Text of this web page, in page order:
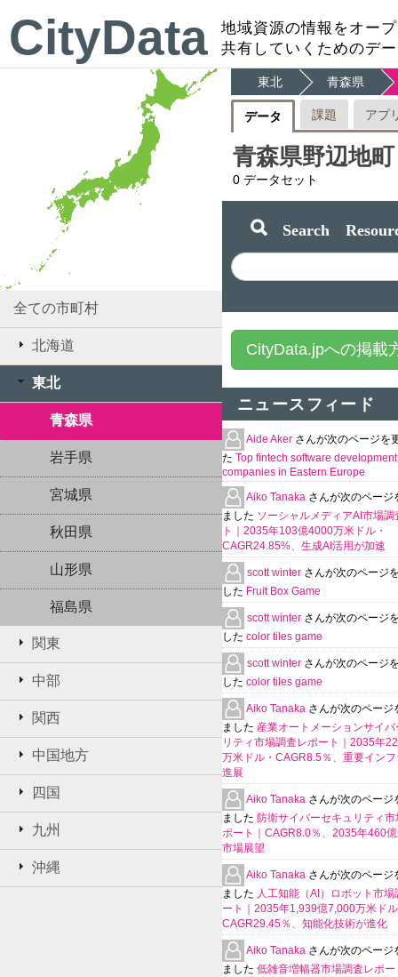
CityData
地域資源の情報をオー
共有していくためのデ
全ての市町村
北海道
東北
青森県
岩手県
宮城県
秋田県
山形県
福島県
関東
中部
関西
中国地方
四国
九州
沖縄
東北 青森県
データ 課題 アプ
青森県野辺地町
0 データセット
Search
CityData.jpへの掲載
ニュースフィード
Aide Aker さんが次のページを
た Top fintech software development
companies in Eastern Europe
Aiko Tanaka さんが次のページ
ました ソーシャルメディアAI市場調
ト｜2035年103億4000万米ドル・
CAGR24.85%、生成AI活用が加速
scott winter さんが次のページ
した Fruit Box Game
scott winter さんが次のページ
した color tiles game
scott winter さんが次のページ
した color tiles game
Aiko Tanaka さんが次のページ
ました 産業オートメーションサイ
リティ市場調査レポート｜2035年
万米ドル・CAGR8.5％、重要イン
進展
Aiko Tanaka さんが次のページ
ました 防衛サイバーセキュリティ
ポート｜CAGR8.0％、2035年460
市場展望
Aiko Tanaka さんが次のページ
ました 人工知能（AI）ロボット市場
ート｜2035年1,939億7,000万米ド
CAGR29.45％、知能化技術が進化
Aiko Tanaka さんが次のページ
ました 低雑音増幅器市場調査レポー